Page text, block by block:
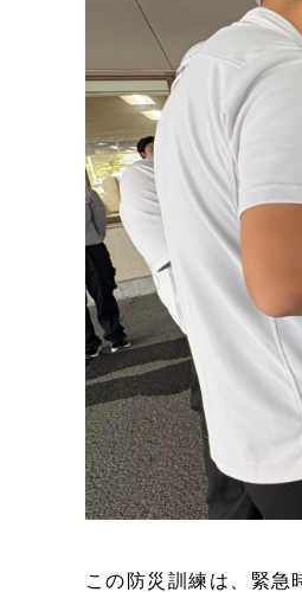
この防災訓練は、緊急